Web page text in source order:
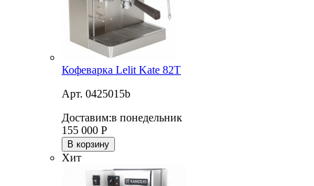
Кофеварка Lelit Kate 82T
Арт. 0425015b
Доставим:в понедельник
155 000 Р
В корзину
Хит